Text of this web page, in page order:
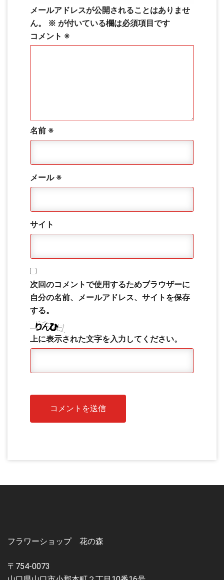
メールアドレスが公開されることはありませ
ん。
※ が付いている欄は必須項目です
コメント ※
名前 ※
メール ※
サイト
次回のコメントで使用するためブラウザーに
自分の名前、メールアドレス、サイトを保存
する。
上に表示された文字を入力してください。
フラワーショップ 花の森
〒754-0073